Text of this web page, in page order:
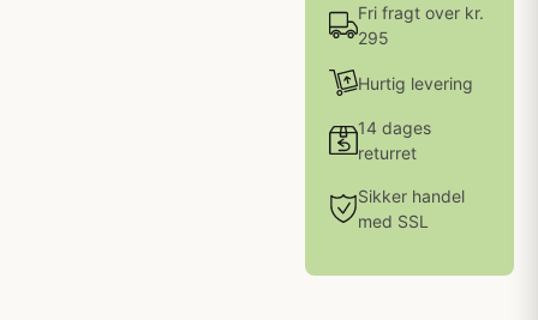
Fri fragt over kr.
295
Hurtig levering
14 dages
returret
Sikker handel
med SSL